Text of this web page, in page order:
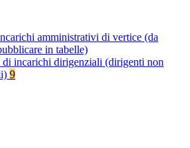
amministrativi di vertice (da
in tabelle)
incarichi dirigenziali (dirigenti non
9